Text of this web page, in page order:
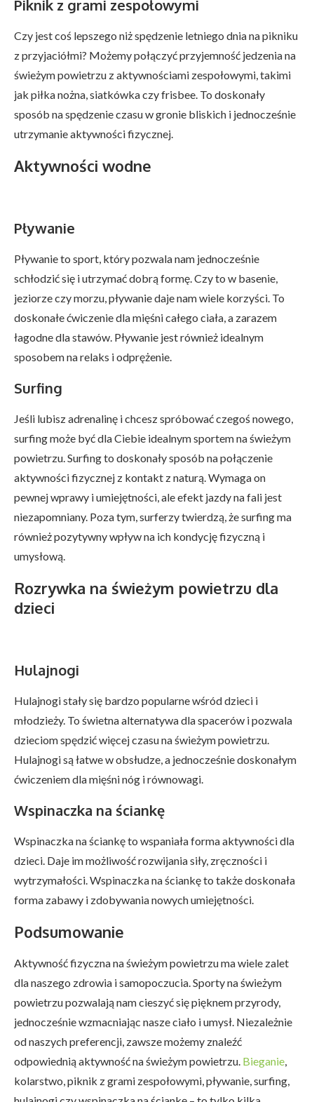
Piknik z grami zespołowymi
Czy jest coś lepszego niż spędzenie letniego dnia na pikniku
z przyjaciółmi? Możemy połączyć przyjemność jedzenia na
świeżym powietrzu z aktywnościami zespołowymi, takimi
jak piłka nożna, siatkówka czy frisbee. To doskonały
sposób na spędzenie czasu w gronie bliskich i jednocześnie
utrzymanie aktywności fizycznej.
Aktywności wodne
Pływanie
Pływanie to sport, który pozwala nam jednocześnie
schłodzić się i utrzymać dobrą formę. Czy to w basenie,
jeziorze czy morzu, pływanie daje nam wiele korzyści. To
doskonałe ćwiczenie dla mięśni całego ciała, a zarazem
łagodne dla stawów. Pływanie jest również idealnym
sposobem na relaks i odprężenie.
Surfing
Jeśli lubisz adrenalinę i chcesz spróbować czegoś nowego,
surfing może być dla Ciebie idealnym sportem na świeżym
powietrzu. Surfing to doskonały sposób na połączenie
aktywności fizycznej z kontakt z naturą. Wymaga on
pewnej wprawy i umiejętności, ale efekt jazdy na fali jest
niezapomniany. Poza tym, surferzy twierdzą, że surfing ma
również pozytywny wpływ na ich kondycję fizyczną i
umysłową.
Rozrywka na świeżym powietrzu dla
dzieci
Hulajnogi
Hulajnogi stały się bardzo popularne wśród dzieci i
młodzieży. To świetna alternatywa dla spacerów i pozwala
dzieciom spędzić więcej czasu na świeżym powietrzu.
Hulajnogi są łatwe w obsłudze, a jednocześnie doskonałym
ćwiczeniem dla mięśni nóg i równowagi.
Wspinaczka na ściankę
Wspinaczka na ściankę to wspaniała forma aktywności dla
dzieci. Daje im możliwość rozwijania siły, zręczności i
wytrzymałości. Wspinaczka na ściankę to także doskonała
forma zabawy i zdobywania nowych umiejętności.
Podsumowanie
Aktywność fizyczna na świeżym powietrzu ma wiele zalet
dla naszego zdrowia i samopoczucia. Sporty na świeżym
powietrzu pozwalają nam cieszyć się pięknem przyrody,
jednocześnie wzmacniając nasze ciało i umysł. Niezależnie
od naszych preferencji, zawsze możemy znaleźć
odpowiednią aktywność na świeżym powietrzu. Bieganie
kolarstwo, piknik z grami zespołowymi, pływanie, surfing,